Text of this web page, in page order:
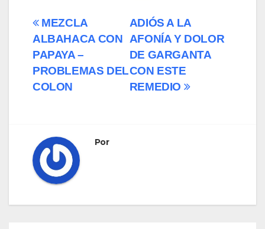
Navegación
de
entradas
ADIÓS A LA
AFONÍA Y DOLOR
DE GARGANTA
CON ESTE
REMEDIO
MEZCLA
ALBAHACA CON
PAPAYA –
PROBLEMAS DEL
COLON
Por